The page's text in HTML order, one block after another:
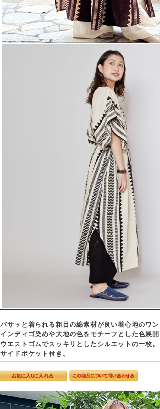
バサッと着られる粗目の綿素材が良い着心地のワン
インディゴ染めや大地の色をモチーフとした色展
ウエストゴムでスッキリとしたシルエットの一枚。
サイドポケット付き。